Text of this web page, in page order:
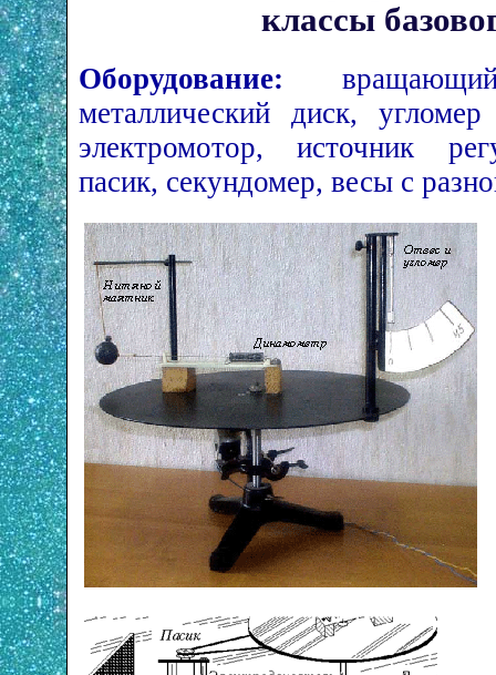
классы
Оборудование:
металлический диск,
электромотор, источник
пасик, секундомер, весы с